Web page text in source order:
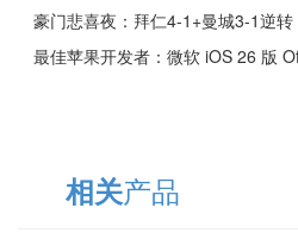
豪门悲喜夜：拜仁4-1+曼城3-1逆转
最佳苹果开发者：微软 iOS 26 版
相关产品